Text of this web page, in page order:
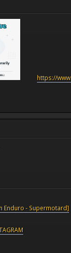
https://
Enduro - Supermotard]